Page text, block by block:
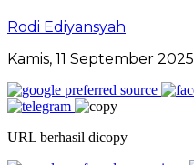
Rodi Ediyansyah
Kamis, 11 September 2025
URL berhasil dicopy